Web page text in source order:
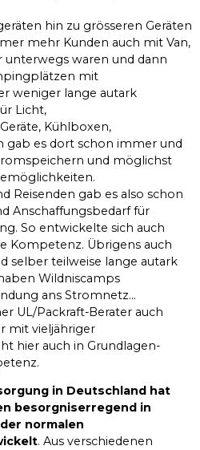
hin zu grösseren Geräten
mehr Kunden auch mit Van,
waren und dann
mit
weniger lange autark
Licht,
Kühlboxen,
gab es dort schon immer und
und möglichst
Reisenden gab es also schon
Anschaffungsbedarf für
So entwickelte sich auch
Kompetenz. Übrigens auch
selber teilweise lange autark
Wildniscamps
ans Stromnetz…
UL/Packraft-Berater auch
mit vieljähriger
hier auch in Grundlagen-
in Deutschland hat
besorgniserregend in
normalen
. Aus verschiedenen